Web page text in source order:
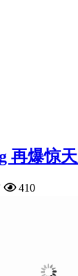
再爆惊天
410